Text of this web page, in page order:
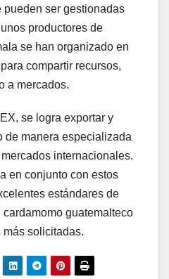
ser gestionadas
productores de
se han organizado en
compartir recursos,
a mercados.
se logra exportar y
de manera especializada
internacionales.
en conjunto con estos
estándares de
guatemalteco
solicitadas.